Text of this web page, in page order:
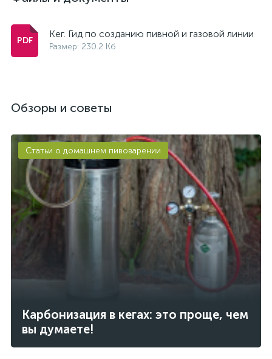
Кег. Гид по созданию пивной и газовой линии
Размер: 230.2 Кб
Обзоры и советы
Карбонизация в кегах: это проще, чем
вы думаете!
Статьи о домашнем пивоварении